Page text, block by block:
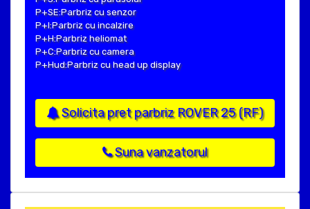
P+SE:Parbriz cu senzor
P+I:Parbriz cu incalzire
P+H:Parbriz heliomat
P+C:Parbriz cu camera
P+Hud:Parbriz cu head up display
Solicita pret parbriz ROVER 25 (RF)
Suna vanzatorul